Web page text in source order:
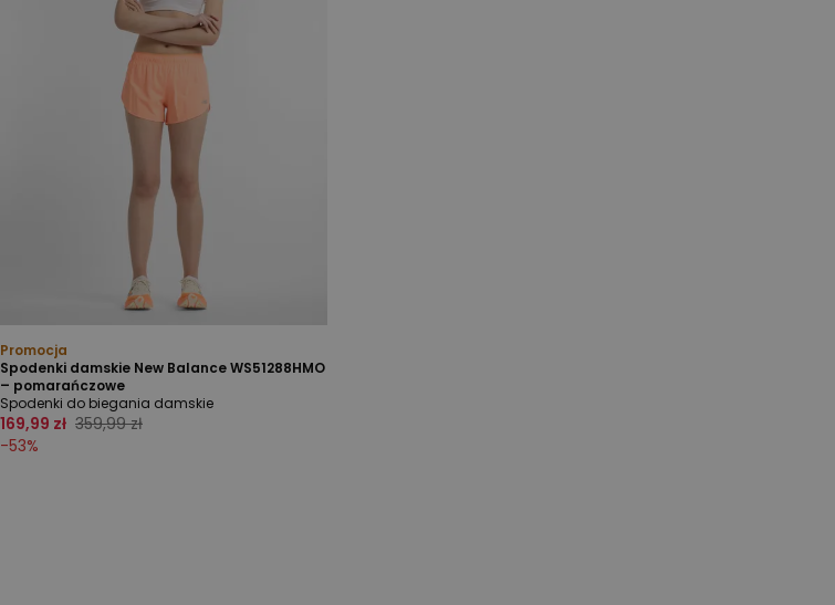
Promocja
Spodenki damskie New Balance WS51288HMO
– pomarańczowe
Spodenki do biegania damskie
169,99 zł 359,99 zł
-53%